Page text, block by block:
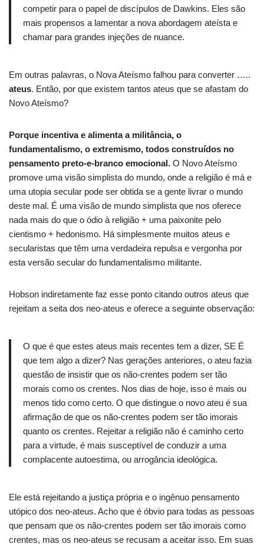
competir para o papel de discípulos de Dawkins. Eles são
mais propensos a lamentar a nova abordagem ateísta e
chamar para grandes injeções de nuance.
Em outras palavras, o Nova Ateísmo falhou para converter …..
ateus. Então, por que existem tantos ateus que se afastam do
Novo Ateísmo?
Porque incentiva e alimenta a militância, o
fundamentalismo, o extremismo, todos construídos no
pensamento preto-e-branco emocional. O Novo Ateísmo
promove uma visão simplista do mundo, onde a religião é má e
uma utopia secular pode ser obtida se a gente livrar o mundo
deste mal. É uma visão de mundo simplista que nos oferece
nada mais do que o ódio à religião + uma paixonite pelo
cientismo + hedonismo. Há simplesmente muitos ateus e
secularistas que têm uma verdadeira repulsa e vergonha por
esta versão secular do fundamentalismo militante.
Hobson indiretamente faz esse ponto citando outros ateus que
rejeitam a seita dos neo-ateus e oferece a seguinte observação:
O que é que estes ateus mais recentes tem a dizer, SE É
que tem algo a dizer? Nas gerações anteriores, o ateu fazia
questão de insistir que os não-crentes podem ser tão
morais como os crentes. Nos dias de hoje, isso é mais ou
menos tido como certo. O que distingue o novo ateu é sua
afirmação de que os não-crentes podem ser tão imorais
quanto os crentes. Rejeitar a religião não é caminho certo
para a virtude, é mais susceptível de conduzir a uma
complacente autoestima, ou arrogância ideológica.
Ele está rejeitando a justiça própria e o ingênuo pensamento
utópico dos neo-ateus. Acho que é óbvio para todas as pessoas
que pensam que os não-crentes podem ser tão imorais como
crentes, mas os neo-ateus se recusam a aceitar isso. Em suas